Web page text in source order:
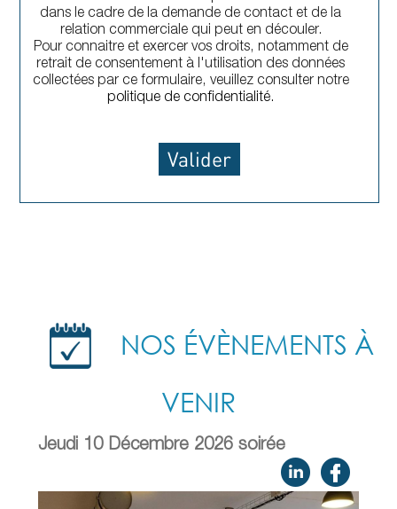
dans le cadre de la demande de contact et de la
relation commerciale qui peut en découler.
Pour connaitre et exercer vos droits, notamment de
retrait de consentement à l'utilisation des données
collectées par ce formulaire, veuillez consulter notre
politique de confidentialité.
NOS ÉVÈNEMENTS À
VENIR
Jeudi 10 Décembre 2026 soirée